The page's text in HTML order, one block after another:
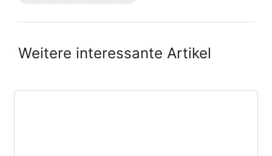
Weitere interessante Artikel